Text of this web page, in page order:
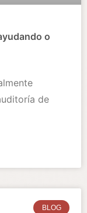
o
de
BLOG